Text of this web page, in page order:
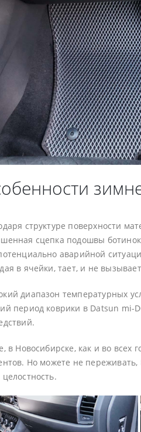
структуре поверхности
сцепка подошвы
аварийной
в ячейки, тает, и не
диапазон температурных
период коврики в Datsun mi-
в Новосибирске, как и во всех
Но можете не переживать,